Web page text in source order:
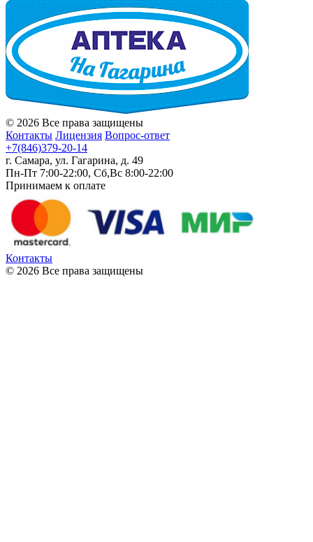
© 2026 Все права защищены
Контакты Лицензия Вопрос-ответ
+7(846)379-20-14
г. Самара, ул. Гагарина, д. 49
Пн-Пт 7:00-22:00, Сб,Вс 8:00-22:00
Принимаем к оплате
Контакты
© 2026 Все права защищены